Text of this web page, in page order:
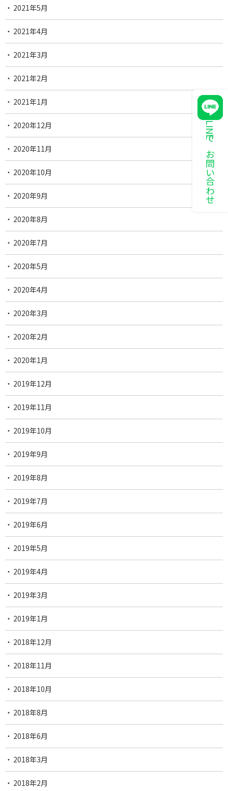
LINEでお問い合わせ
2021年5月
2021年4月
2021年3月
2021年2月
2021年1月
2020年12月
2020年11月
2020年10月
2020年9月
2020年8月
2020年7月
2020年5月
2020年4月
2020年3月
2020年2月
2020年1月
2019年12月
2019年11月
2019年10月
2019年9月
2019年8月
2019年7月
2019年6月
2019年5月
2019年4月
2019年3月
2019年1月
2018年12月
2018年11月
2018年10月
2018年8月
2018年6月
2018年3月
2018年2月